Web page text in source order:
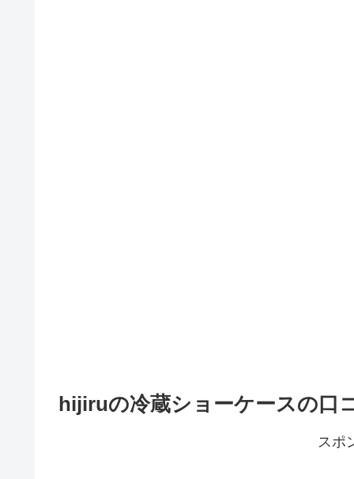
hijiruの冷蔵ショーケースの口
スポ